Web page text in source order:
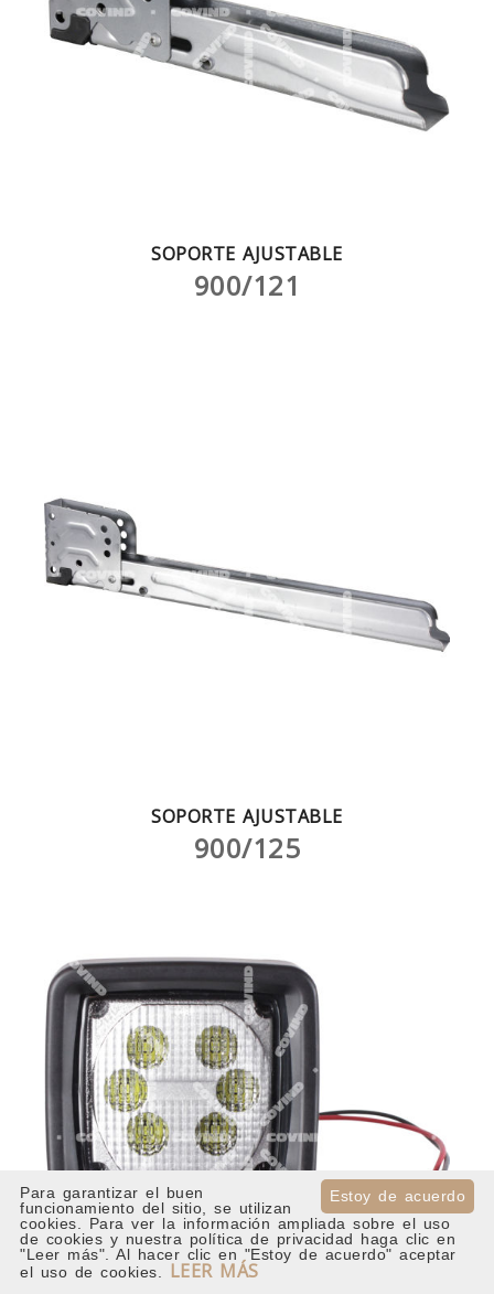
SOPORTE AJUSTABLE
900/121
SOPORTE AJUSTABLE
900/125
Estoy de acuerdo
Para garantizar el buen
funcionamiento del sitio, se utilizan
cookies. Para ver la información ampliada sobre el uso
de cookies y nuestra política de privacidad haga clic en
"Leer más". Al hacer clic en "Estoy de acuerdo" aceptar
el uso de cookies. LEER MÁS